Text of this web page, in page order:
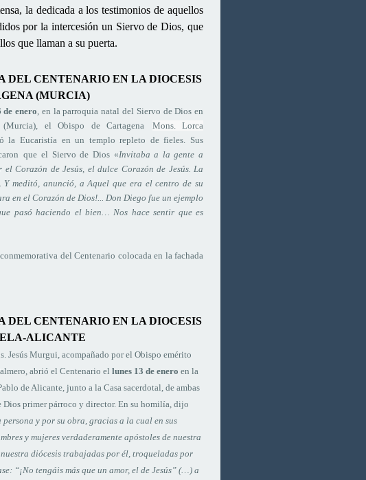
la dedicada a los testimonios de aquellos
por la intercesión un Siervo de Dios, que
que llaman a su puerta.
DEL CENTENARIO EN LA DIOCESIS
(MURCIA)
de enero , en la parroquia natal del Siervo de Dios en
el Obispo de Cartagena
Mons. Lorca
la Eucaristía en un templo repleto de fieles. Sus
que el Siervo de Dios «Invitaba a la gente a
Corazón de Jesús, el dulce Corazón de Jesús. La
meditó, anunció, a Aquel que era el centro de su
en el Corazón de Dios!... Don Diego fue un ejemplo
pasó haciendo el bien… Nos hace sentir que es
del Centenario colocada en la fachada
DEL CENTENARIO EN LA DIOCESIS
ALICANTE
Jesús Murgui, acompañado por el Obispo emérito
abrió el Centenario ellunes 13 de enero en la
de Alicante, junto a la Casa sacerdotal, de ambas
Dios primer párroco y director. En su homilía, dijo
y por su obra, gracias a la cual en sus
y mujeres verdaderamente apóstoles de nuestra
diócesis trabajadas por él, troqueladas por
“¡No tengáis más que un amor, el de Jesús” (…) a